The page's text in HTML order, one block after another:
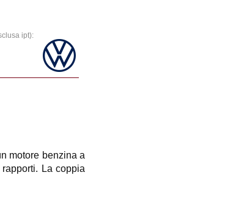
ipt):
motore benzina a
La coppia